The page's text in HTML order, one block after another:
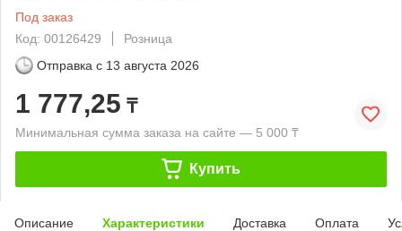
Под заказ
Код: 00126429
Розница
Отправка с 13 августа 2026
1 777,25 ₸
Минимальная сумма заказа на сайте — 5 000 ₸
Купить
Описание Характеристики Доставка Оплата